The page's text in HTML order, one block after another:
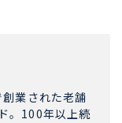
業された老舗
。100年以上続